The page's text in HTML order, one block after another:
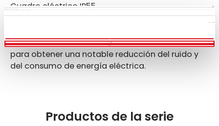
Cuadro eléctrico IP55.
de revoluciones del ventilador mediante inversor,
para obtener una notable reducción del ruido y
del consumo de energía eléctrica.
Productos de la serie